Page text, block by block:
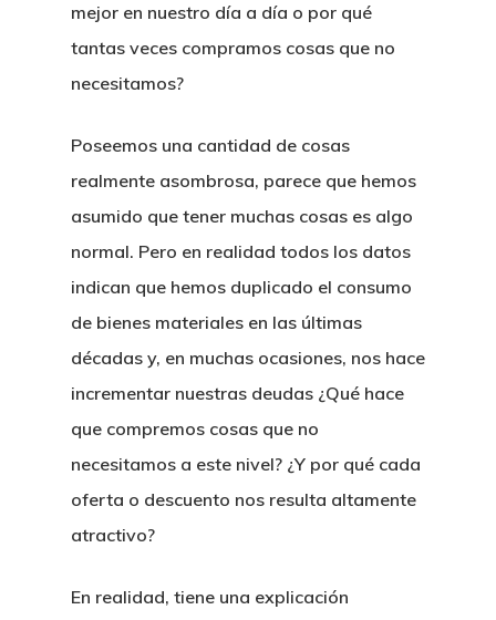
mejor en nuestro día a día o por qué
tantas veces compramos cosas que no
necesitamos?
Poseemos una cantidad de cosas
realmente asombrosa, parece que hemos
asumido que tener muchas cosas es algo
normal. Pero en realidad todos los datos
indican que hemos duplicado el consumo
de bienes materiales en las últimas
décadas y, en muchas ocasiones, nos hace
incrementar nuestras deudas ¿Qué hace
que compremos cosas que no
necesitamos a este nivel? ¿Y por qué cada
oferta o descuento nos resulta altamente
atractivo?
En realidad, tiene una explicación